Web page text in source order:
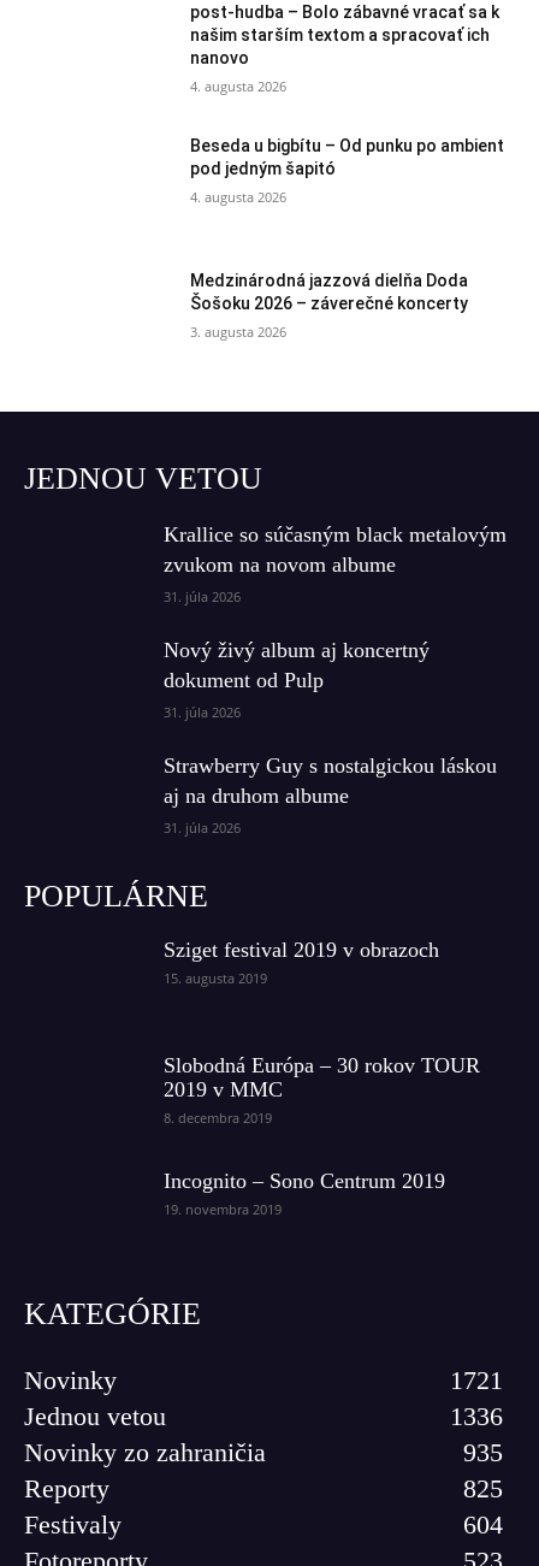
post-hudba – Bolo zábavné vracať sa k
našim starším textom a spracovať ich
nanovo
4. augusta 2026
Beseda u bigbítu – Od punku po ambient
pod jedným šapitó
4. augusta 2026
Medzinárodná jazzová dielňa Doda
Šošoku 2026 – záverečné koncerty
3. augusta 2026
JEDNOU VETOU
Krallice so súčasným black metalovým
zvukom na novom albume
31. júla 2026
Nový živý album aj koncertný
dokument od Pulp
31. júla 2026
Strawberry Guy s nostalgickou láskou
aj na druhom albume
31. júla 2026
POPULÁRNE
Sziget festival 2019 v obrazoch
15. augusta 2019
Slobodná Európa – 30 rokov TOUR
2019 v MMC
8. decembra 2019
Incognito – Sono Centrum 2019
19. novembra 2019
KATEGÓRIE
Novinky
1721
Jednou vetou
1336
Novinky zo zahraničia
935
Reporty
825
Festivaly
604